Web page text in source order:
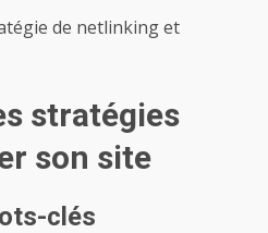
de netlinking et
stratégies
son site
clés